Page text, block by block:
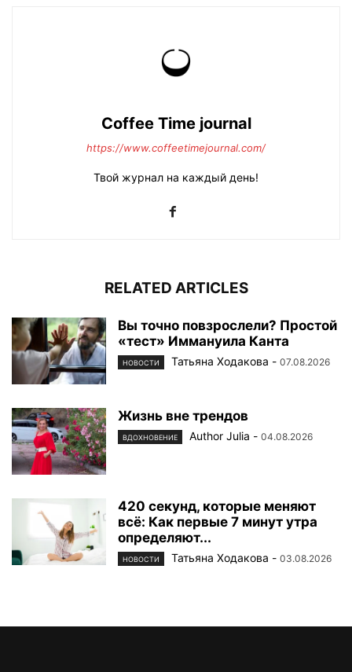
Coffee Time journal
https://www.coffeetimejournal.com/
Твой журнал на каждый день!
RELATED ARTICLES
Вы точно повзрослели? Простой
«тест» Иммануила Канта
НОВОСТИ Татьяна Ходакова - 07.08.2026
Жизнь вне трендов
ВДОХНОВЕНИЕ Author Julia - 04.08.2026
420 секунд, которые меняют
всё: Как первые 7 минут утра
определяют...
НОВОСТИ Татьяна Ходакова - 03.08.2026